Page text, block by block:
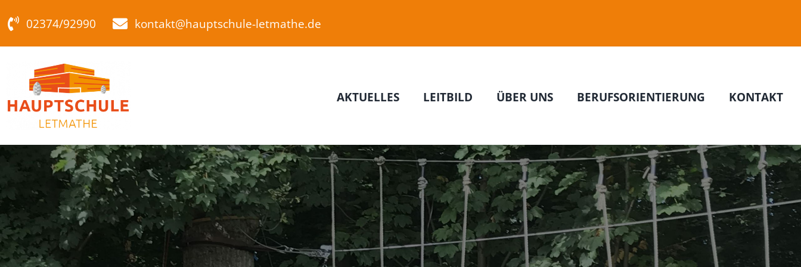
Inhalt
springen
02374/92990 kontakt@hauptschule-letmathe.de
AKTUELLES LEITBILD ÜBER UNS BERUFSORIENTIERUNG KONTAKT